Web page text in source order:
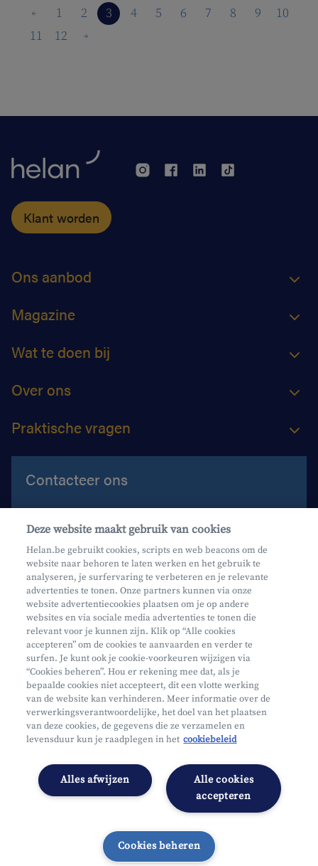
1 2 3 4 5 6 7 8 9
10
11
12
Klant worden
Ons aanbod
Magazine
Wat te doen bij
Over ons
Praktische vragen
Contacteer ons
Contacteer ons
Maak een afspraak
Waar vind je ons?
Mifid
Privacy
Juridische info
Onderworpen aan de controle van CDZ
Toegankelijkheidsverklaring
Cookies beheren
Deze website maakt gebruik van cookies
Helan.be gebruikt cookies, scripts en web beacons om de
website naar behoren te laten werken en het gebruik te
analyseren, je surfervaring te verbeteren en je relevante
advertenties te tonen. Onze partners kunnen via onze
website advertentiecookies plaatsen om je op andere
websites en via sociale media advertenties te tonen die
relevant voor je kunnen zijn. Klik op “Alle cookies
accepteren” om de cookies te aanvaarden en verder te
surfen. Je kunt ook je cookie-voorkeuren wijzigen via
“Cookies beheren”. Hou er rekening mee dat, als je
bepaalde cookies niet accepteert, dit een vlotte werking
van de website kan verhinderen. Meer informatie over de
verwerkingsverantwoordelijke, het doel van het plaatsen
van deze cookies, de gegevens die ze verzamelen en
levensduur kun je raadplegen in het cookiebeleid
Alle cookies
accepteren
Alles afwijzen
Cookies beheren